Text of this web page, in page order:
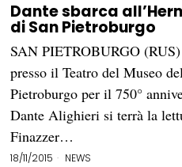
Dante sbarca
di San Pietroburgo
SAN PIETROBURGO
presso il Teatro del Museo
Pietroburgo per il 750°
Dante Alighieri si terrà la
Finazzer…
18/11/2015 NEWS